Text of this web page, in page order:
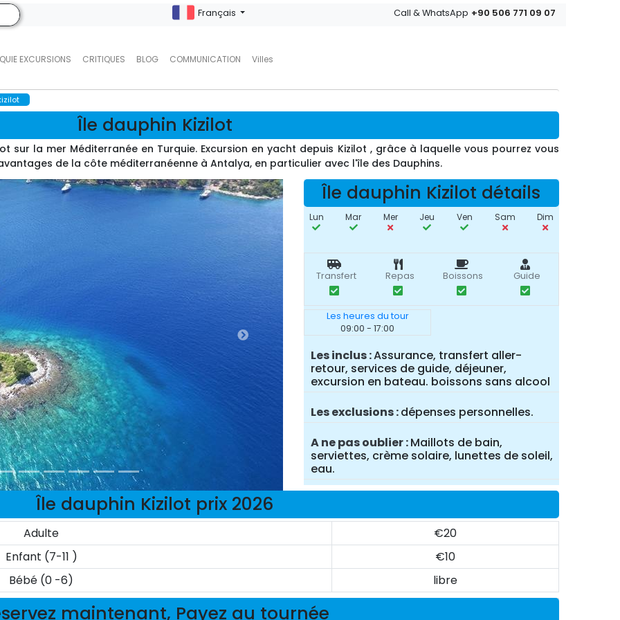
EXCURSIONS CRITIQUES BLOG COMMUNICATION Villes
Français Call & WhatsApp +90 506 771 09 07
Île dauphin Kizilot
sur la mer Méditerranée en Turquie. Excursion en yacht depuis Kizilot , grâce à laquelle vous pourrez vous
de la côte méditerranéenne à Antalya, en particulier avec l'île des Dauphins.
Île dauphin Kizilot détails
Lun Mar Mer Jeu Ven Sam Dim
Transfert Repas Boissons Guide
Les heures du tour
09:00 - 17:00
Les inclus Assurance, transfert aller-
retour, services de guide, déjeuner,
excursion en bateau. boissons sans alcool
Les exclusions dépenses personnelles.
A ne pas oublier Maillots de bain,
serviettes, crème solaire, lunettes de soleil,
eau.
Île dauphin Kizilot prix 2026
Adulte
€20
Enfant (7-11 )
€10
Bébé (0 -6)
libre
maintenant, Payez au tournée